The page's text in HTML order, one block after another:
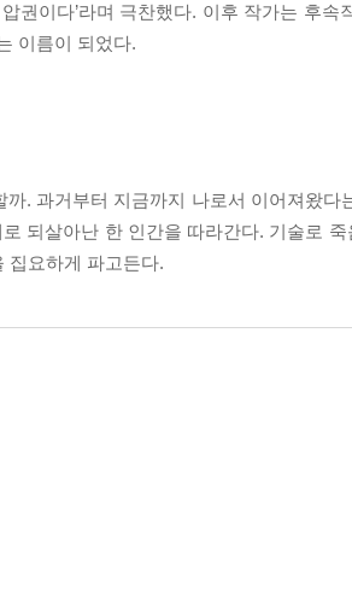
권이다’라며 극찬했다. 이후 작가는 후속
이름이 되었다.
. 과거부터 지금까지 나로서 이어져왔다
되살아난 한 인간을 따라간다. 기술로 죽
집요하게 파고든다.